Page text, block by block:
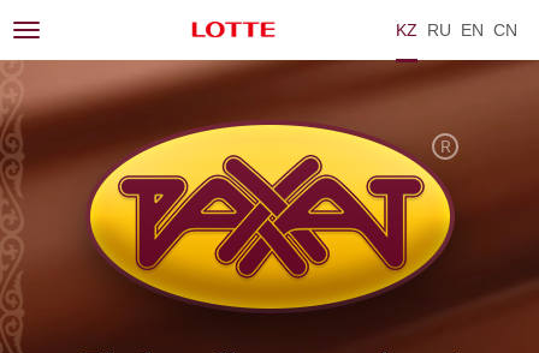
KZ RU EN ZH
Toggle
navigation